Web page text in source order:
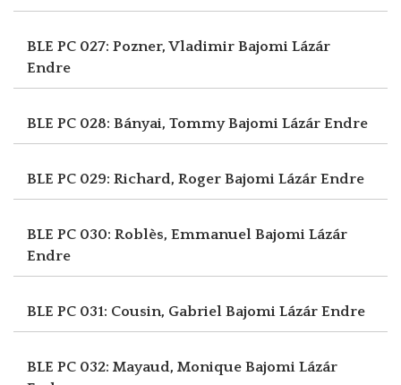
BLE PC 027: Pozner, Vladimir Bajomi Lázár
Endre
BLE PC 028: Bányai, TommyBajomi Lázár Endre
BLE PC 029: Richard, Roger Bajomi Lázár Endre
BLE PC 030: Roblès, Emmanuel Bajomi Lázár
Endre
BLE PC 031: Cousin, Gabriel Bajomi Lázár Endre
BLE PC 032: Mayaud, Monique Bajomi Lázár